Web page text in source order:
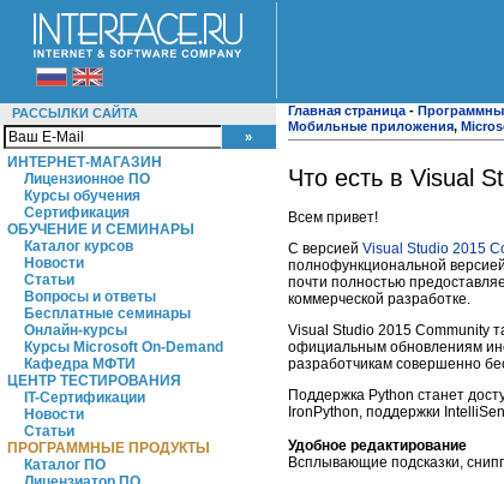
РАССЫЛКИ САЙТА
ИНТЕРНЕТ-МАГАЗИН
Лицензионное ПО
Курсы обучения
Сертификация
ОБУЧЕНИЕ И СЕМИНАРЫ
Каталог курсов
Новости
Статьи
Вопросы и ответы
Бесплатные семинары
Онлайн-курсы
Курсы Microsoft On-Demand
Кафедра МФТИ
ЦЕНТР ТЕСТИРОВАНИЯ
IT-Сертификации
Новости
Статьи
ПРОГРАММНЫЕ ПРОДУКТЫ
Каталог ПО
Главная страница -
Мобильные приложения,
Что есть в Visual
Всем привет!
С версией Visual Studio 2015
полнофункциональной
почти полностью
коммерческой разработке.
Visual Studio 2015 Community
официальным обновлениям
разработчикам совершенно
Поддержка Python станет
IronPython, поддержки
Удобное редактирование
Всплывающие подсказки,